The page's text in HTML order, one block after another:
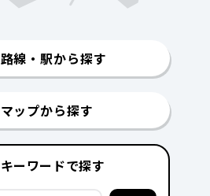
路線・駅から探す
マップから探す
キーワードで探す